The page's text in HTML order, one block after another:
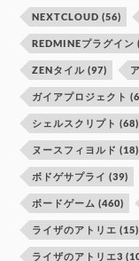
NEXTCLOUD (56)
REDMINEプラグイン
ZENタイル (97)
ガイアプロジェクト
シェルスクリプト (68)
ヌースフィヨルド (18)
ボドゲサプライ (39)
ボードゲーム (460)
ライザのアトリエ (15)
ライザのアトリエ3